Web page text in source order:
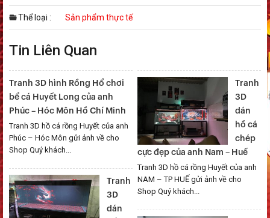
Thể loại : Sản phẩm thực tế
Tin Liên Quan
Tranh 3D hình Rồng Hổ chơi
bể cá Huyết Long của anh
Phúc – Hóc Môn Hồ Chí Minh
Tranh 3D hồ cá rồng Huyết của anh
Phúc – Hóc Môn gửi ảnh về cho
Shop Quý khách...
Tranh
3D
dán
hồ cá
chép
cực đẹp của anh Nam – Huế
Tranh 3D hồ cá rồng Huyết của anh
NAM – TP HUẾ gửi ảnh về cho
Shop Quý khách...
Tranh
3D
dán